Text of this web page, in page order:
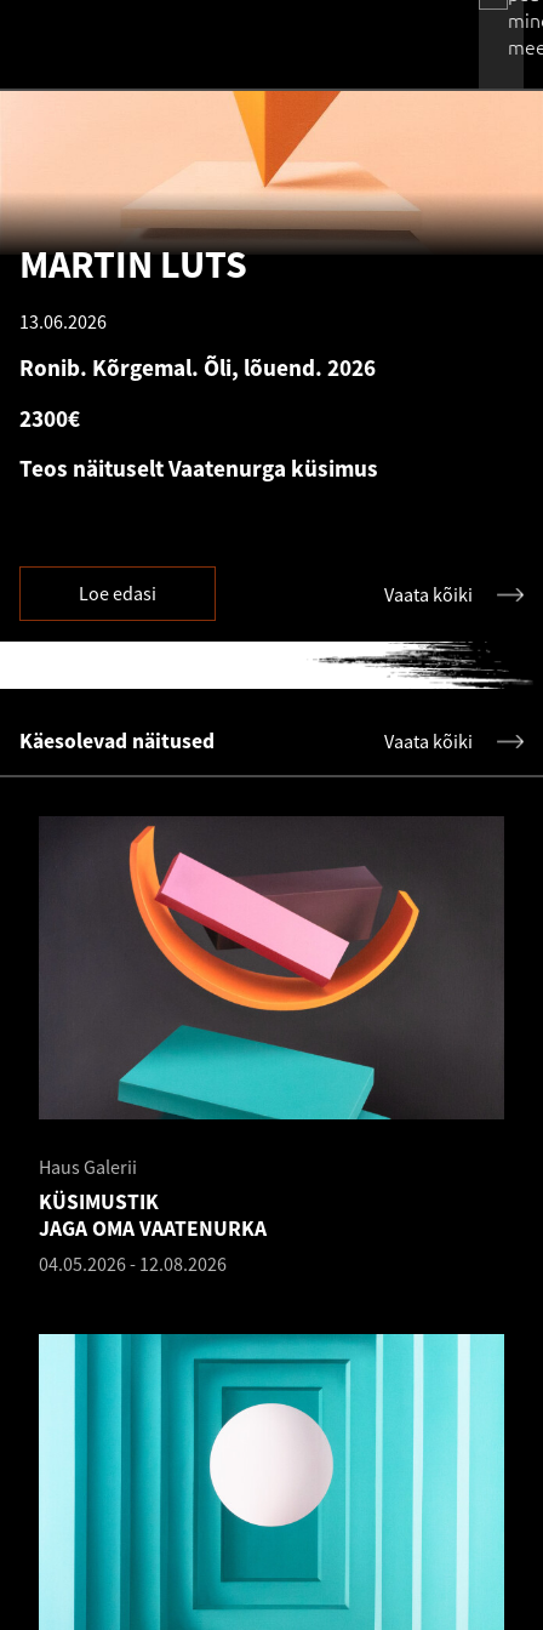
MARTIN LUTS
13.06.2026
Ronib. Kõrgemal. Õli, lõuend. 2026
2300€
Teos näituselt Vaatenurga küsimus
Loe edasi Vaata kõiki
Käesolevad näitused Vaata kõiki
KÜSIMUSTIK
JAGA OMA VAATENURKA
04.05.2026- 12.08.2026
Haus Galerii